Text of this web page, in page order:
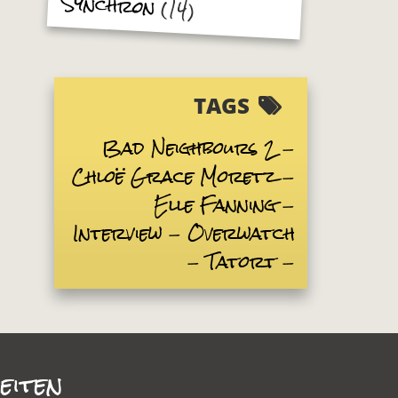
(14)
TAGS
Bad Neighbours 2
Chloë Grace Moretz
Elle Fanning
Interview Overwatch
Tatort